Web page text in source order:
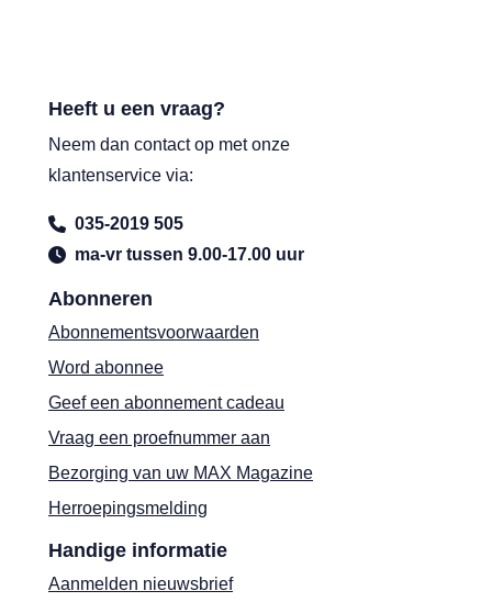
Abonneren
Abonnementsvoorwaarden
Word abonnee
Geef een abonnement cadeau
Vraag een proefnummer aan
Bezorging van uw MAX Magazine
Herroepingsmelding
Handige informatie
Aanmelden nieuwsbrief
Heeft u een vraag?
Neem dan contact op met onze
klantenservice via:
035-2019 505
ma-vr tussen 9.00-17.00 uur